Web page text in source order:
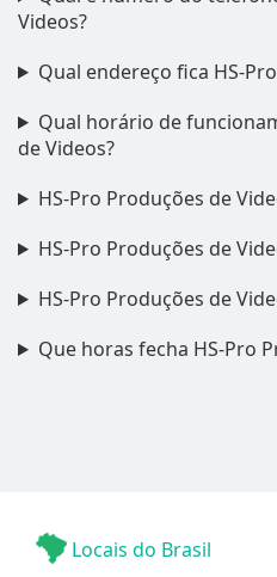
Videos?
Qual endereço fica HS-
Qual horário de
de Videos?
HS-Pro Produções de
HS-Pro Produções de
HS-Pro Produções de
Que horas fecha HS-Pro
Locais do Brasil